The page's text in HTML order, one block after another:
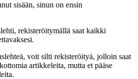
sisään, sinun on ensin
rekisteröitymällä saat kaikki
voit silti rekisteröityä, jolloin saat
artikkeleita, mutta et pääse